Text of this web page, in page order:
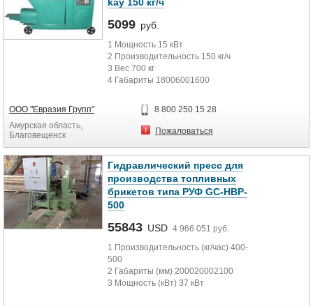
5099 руб.
1 Мощность 15 кВт
2 Производительность 150 кг/ч
3 Вес 700 кг
4 Габариты 18006001600
ООО "Евразия Групп"
Амурская область,
Благовещенск
8 800 250 15 28
Пожаловаться
Гидравлический пресс для
производства топливных
брикетов типа РУФ GC-HBP-
500
55843 USD 4 966 051 руб.
1 Производительность (кг/час) 400-
500
2 Габариты (мм) 200020002100
3 Мощность (кВт) 37 кВт